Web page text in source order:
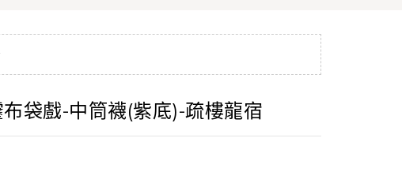
袋戲-中筒襪(紫底)-疏樓龍宿